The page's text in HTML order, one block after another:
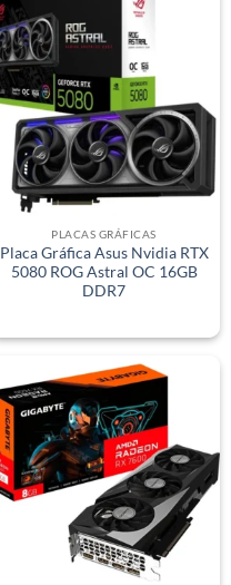
PLACAS GRÁFICAS
Placa Gráfica Asus Nvidia RTX
5080 ROG Astral OC 16GB
DDR7